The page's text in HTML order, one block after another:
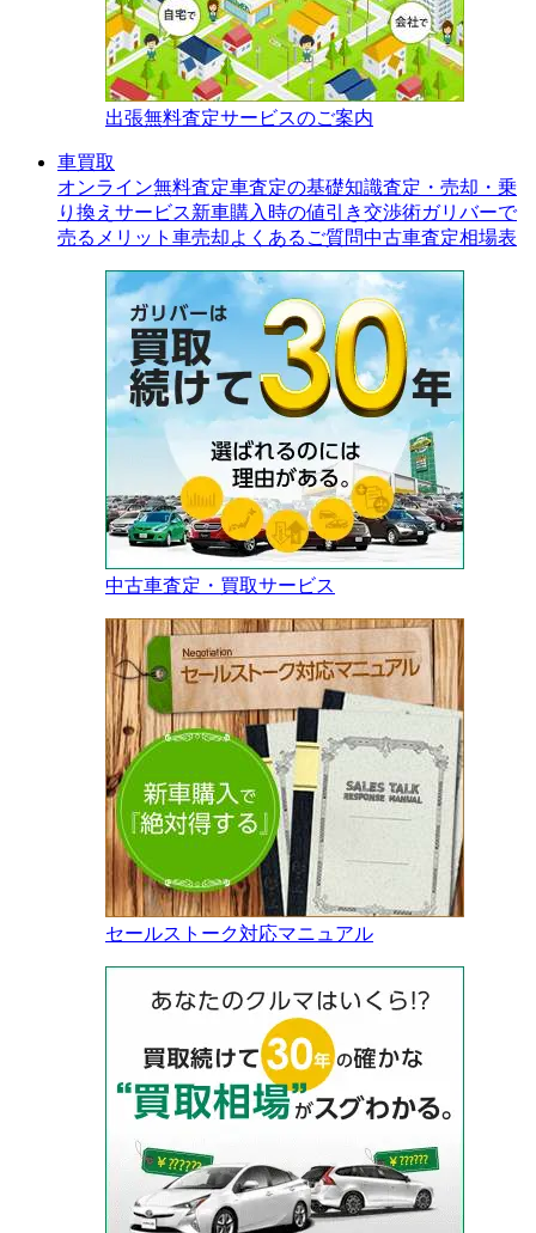
出張無料査定サービスのご案内
車買取
オンライン無料査定車査定の基礎知識査定・売却・乗
り換えサービス新車購入時の値引き交渉術ガリバーで
売るメリット 車売却よくあるご質問中古車査定相場表
中古車査定・買取サービス
セールストーク対応マニュアル